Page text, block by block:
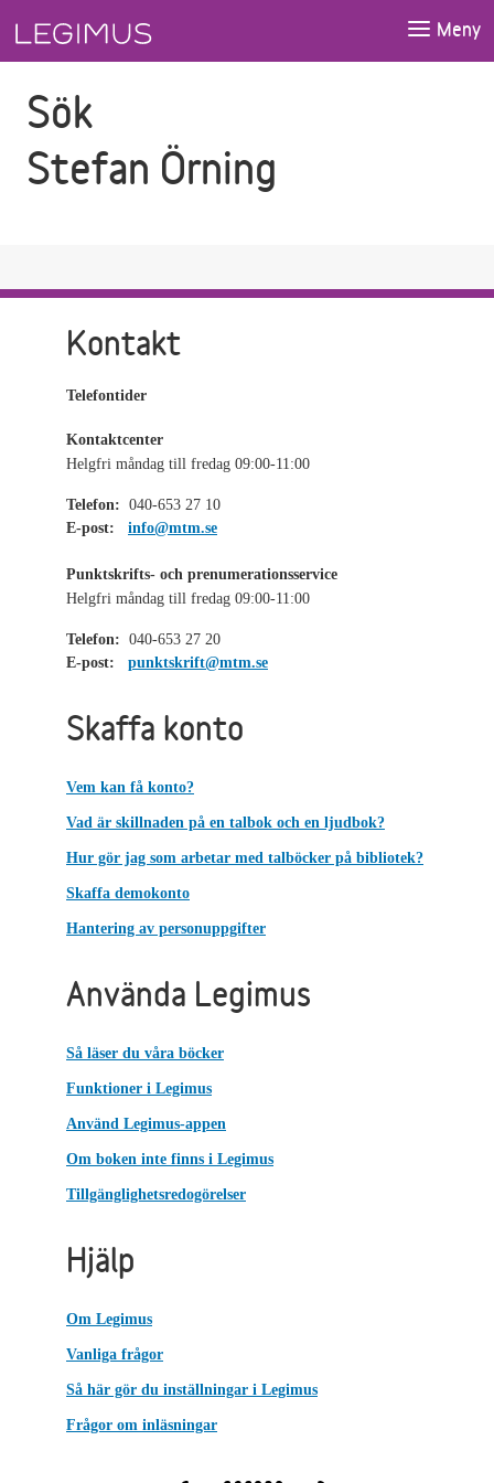
Meny
Sök
Stefan Örning
Kontakt
Telefontider
Kontaktcenter
Helgfri måndag till fredag 09:00-11:00
Telefon: 040-653 27 10
E-post:
info@mtm.se
Punktskrifts- och prenumerationsservice
Helgfri måndag till fredag 09:00-11:00
Telefon: 040-653 27 20
E-post:
punktskrift@mtm.se
Skaffa konto
Vem kan få konto?
Vad är skillnaden på en talbok och en ljudbok?
Hur gör jag som arbetar med talböcker på bibliotek?
Skaffa demokonto
Hantering av personuppgifter
Använda Legimus
Så läser du våra böcker
Funktioner i Legimus
Använd Legimus-appen
Om boken inte finns i Legimus
Tillgänglighetsredogörelser
Hjälp
Om Legimus
Vanliga frågor
Så här gör du inställningar i Legimus
Frågor om inläsningar